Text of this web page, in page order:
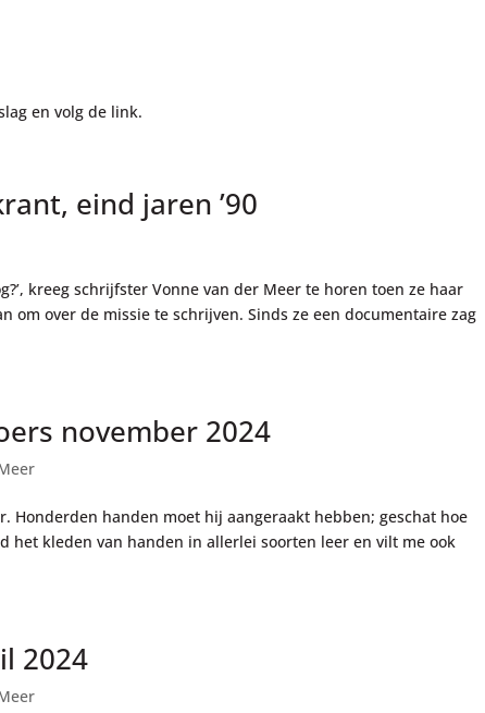
en volg de link.
eind jaren ’90
kreeg schrijfster Vonne van der Meer te horen toen ze haar
om over de missie te schrijven. Sinds ze een documentaire zag
november 2024
Honderden handen moet hij aangeraakt hebben; geschat hoe
het kleden van handen in allerlei soorten leer en vilt me ook
2024